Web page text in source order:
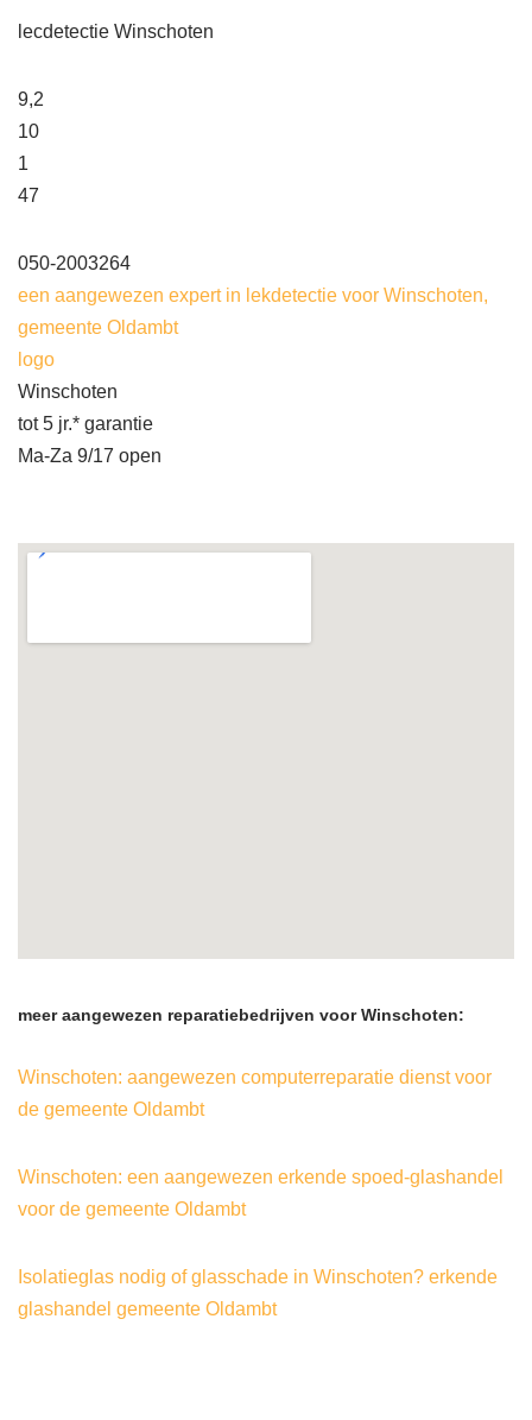
lecdetectie Winschoten
9,2
10
1
47
050-2003264
een aangewezen expert in lekdetectie voor Winschoten,
gemeente Oldambt
logo
Winschoten
tot 5 jr.* garantie
Ma-Za 9/17 open
meer aangewezen reparatiebedrijven voor Winschoten:
Winschoten: aangewezen computerreparatie dienst voor
de gemeente Oldambt
Winschoten: een aangewezen erkende spoed-glashandel
voor de gemeente Oldambt
Isolatieglas nodig of glasschade in Winschoten? erkende
glashandel gemeente Oldambt